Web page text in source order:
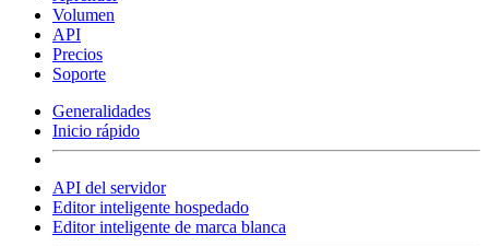
Volumen
API
Precios
Soporte
Generalidades
Inicio rápido
API del servidor
Editor inteligente hospedado
Editor inteligente de marca blanca